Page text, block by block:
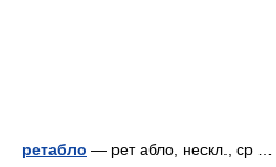
ретабло — рет абло, нескл., ср …